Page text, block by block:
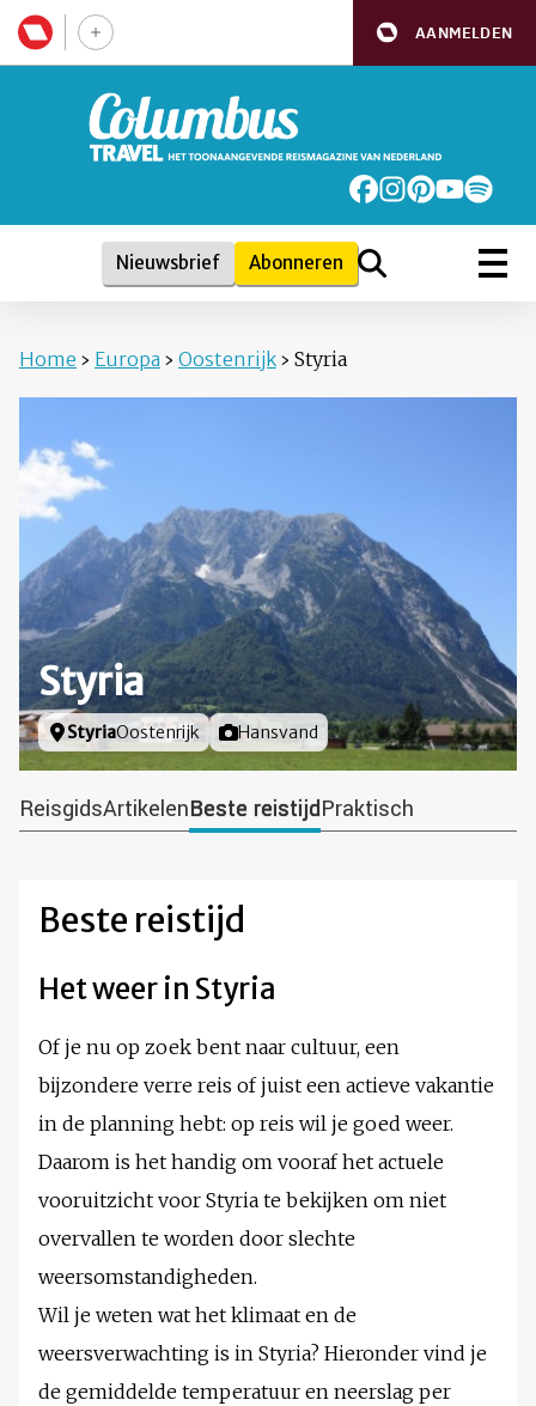
AANMELDEN
Nieuwsbrief Abonneren
Home › Europa › Oostenrijk › Styria
Styria
Locatie
StyriaOostenrijk Foto door
Hansvand
ReisgidsArtikelenBeste reistijdPraktisch
Beste reistijd
Het weer in Styria
Of je nu op zoek bent naar cultuur, een
bijzondere verre reis of juist een actieve vakantie
in de planning hebt: op reis wil je goed weer.
Daarom is het handig om vooraf het actuele
vooruitzicht voor Styria te bekijken om niet
overvallen te worden door slechte
weersomstandigheden.
Wil je weten wat het klimaat en de
weersverwachting is in Styria? Hieronder vind je
de gemiddelde temperatuur en neerslag per